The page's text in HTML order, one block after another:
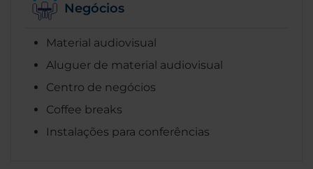
Negócios
Material audiovisual
Aluguer de material audiovisual
Centro de negócios
Coffee breaks
Instalações para conferências